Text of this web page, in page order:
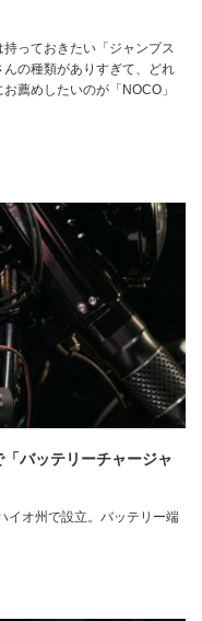
っておきたい「ジャンプス
の種類がありすぎて、どれ
薦めしたいのが「NOCO」
バッテリーチャージャ
イオ州で設立。バッテリー端